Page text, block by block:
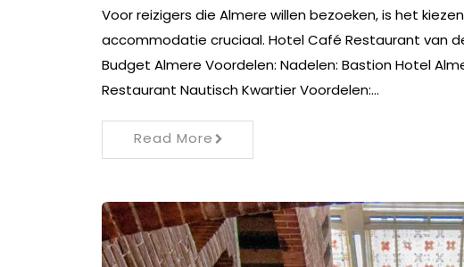
Voor reizigers die Almere willen bezoeken, is het
accommodatie cruciaal. Hotel Café Restaurant van
Budget Almere Voordelen: Nadelen: Bastion Hotel
Restaurant Nautisch Kwartier Voordelen:…
Read More